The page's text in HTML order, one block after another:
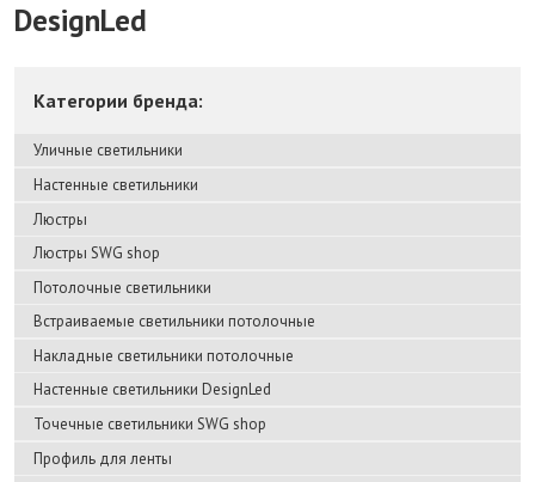
DesignLed
Категории бренда:
Уличные светильники
Настенные светильники
Люстры
Люстры SWG shop
Потолочные светильники
Встраиваемые светильники потолочные
Накладные светильники потолочные
Настенные светильники DesignLed
Точечные светильники SWG shop
Профиль для ленты